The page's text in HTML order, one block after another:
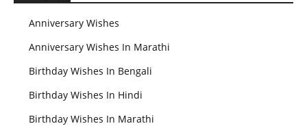
Anniversary Wishes
Anniversary Wishes In Marathi
Birthday Wishes In Bengali
Birthday Wishes In Hindi
Birthday Wishes In Marathi